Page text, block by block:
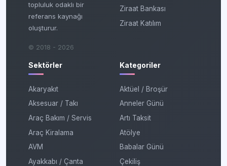
topluluk odaklı bir
referans kaynağı
oluşturur.
© 2018 - 2026
Ziraat Bankası
Ziraat Katılım
Sektörler
Akaryakıt
Aksesuar / Takı
Araç Bakım / Servis
Araç Kiralama
AVM
Ayakkabı / Çanta
Kategoriler
Aktüel / Broşür
Anneler Günü
Artı Taksit
Atölye
Babalar Günü
Çekiliş